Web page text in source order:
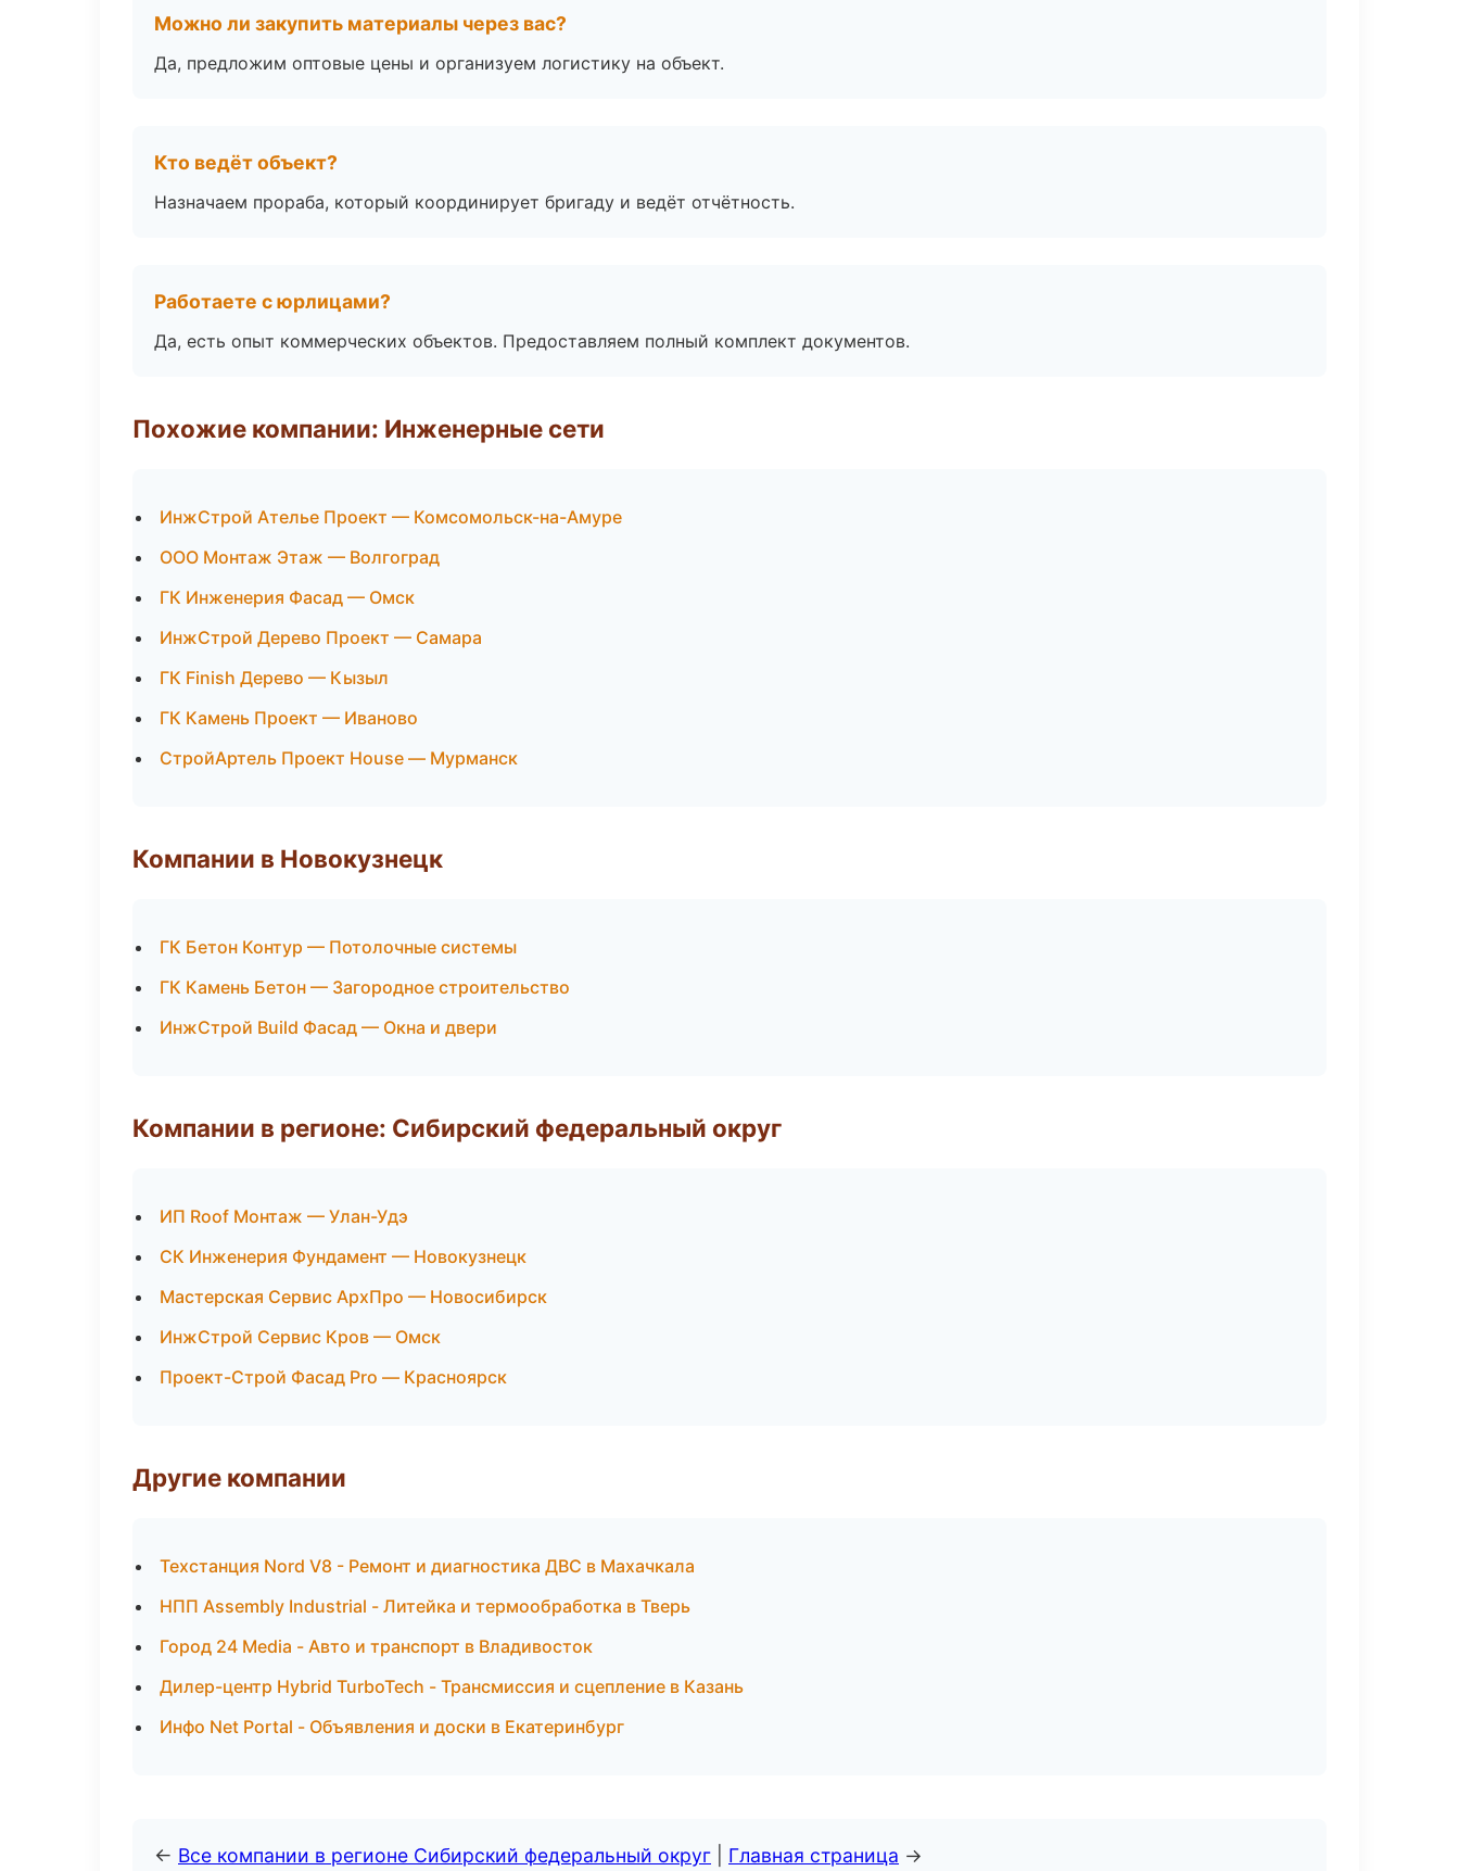
Можно ли закупить материалы через вас?
Да, предложим оптовые цены и организуем логистику на объект.
Кто ведёт объект?
Назначаем прораба, который координирует бригаду и ведёт отчётность.
Работаете с юрлицами?
Да, есть опыт коммерческих объектов. Предоставляем полный комплект документов.
Похожие компании: Инженерные сети
ИнжСтрой Ателье Проект — Комсомольск-на-Амуре
ООО Монтаж Этаж — Волгоград
ГК Инженерия Фасад — Омск
ИнжСтрой Дерево Проект — Самара
ГК Finish Дерево — Кызыл
ГК Камень Проект — Иваново
СтройАртель Проект House — Мурманск
Компании в Новокузнецк
ГК Бетон Контур — Потолочные системы
ГК Камень Бетон — Загородное строительство
ИнжСтрой Build Фасад — Окна и двери
Компании в регионе: Сибирский федеральный округ
ИП Roof Монтаж — Улан-Удэ
СК Инженерия Фундамент — Новокузнецк
Мастерская Сервис АрхПро — Новосибирск
ИнжСтрой Сервис Кров — Омск
Проект-Строй Фасад Pro — Красноярск
Другие компании
Техстанция Nord V8 - Ремонт и диагностика ДВС в Махачкала
НПП Assembly Industrial - Литейка и термообработка в Тверь
Город 24 Media - Авто и транспорт в Владивосток
Дилер-центр Hybrid TurboTech - Трансмиссия и сцепление в Казань
Инфо Net Portal - Объявления и доски в Екатеринбург
← Все компании в регионе Сибирский федеральный округ Главная страница →